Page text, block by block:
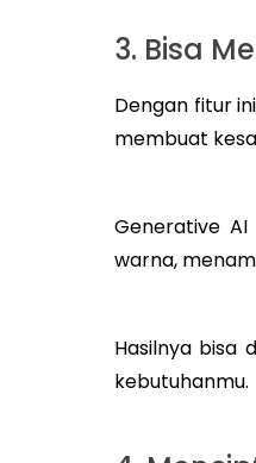
3. Bisa
Dengan fitur
membuat
Generative
warna,
Hasilnya bisa
kebutuhanmu.